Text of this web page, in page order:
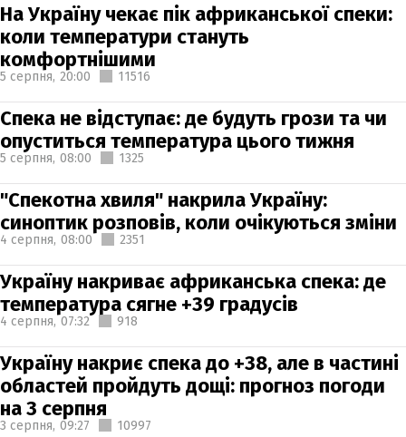
На Україну чекає пік африканської спеки:
коли температури стануть
комфортнішими
5 серпня, 20:00 11516
Спека не відступає: де будуть грози та чи
опуститься температура цього тижня
5 серпня, 08:00 1325
"Спекотна хвиля" накрила Україну:
синоптик розповів, коли очікуються зміни
4 серпня, 08:00 2351
Україну накриває африканська спека: де
температура сягне +39 градусів
4 серпня, 07:32 918
Україну накриє спека до +38, але в частині
областей пройдуть дощі: прогноз погоди
на 3 серпня
3 серпня, 09:27 10997